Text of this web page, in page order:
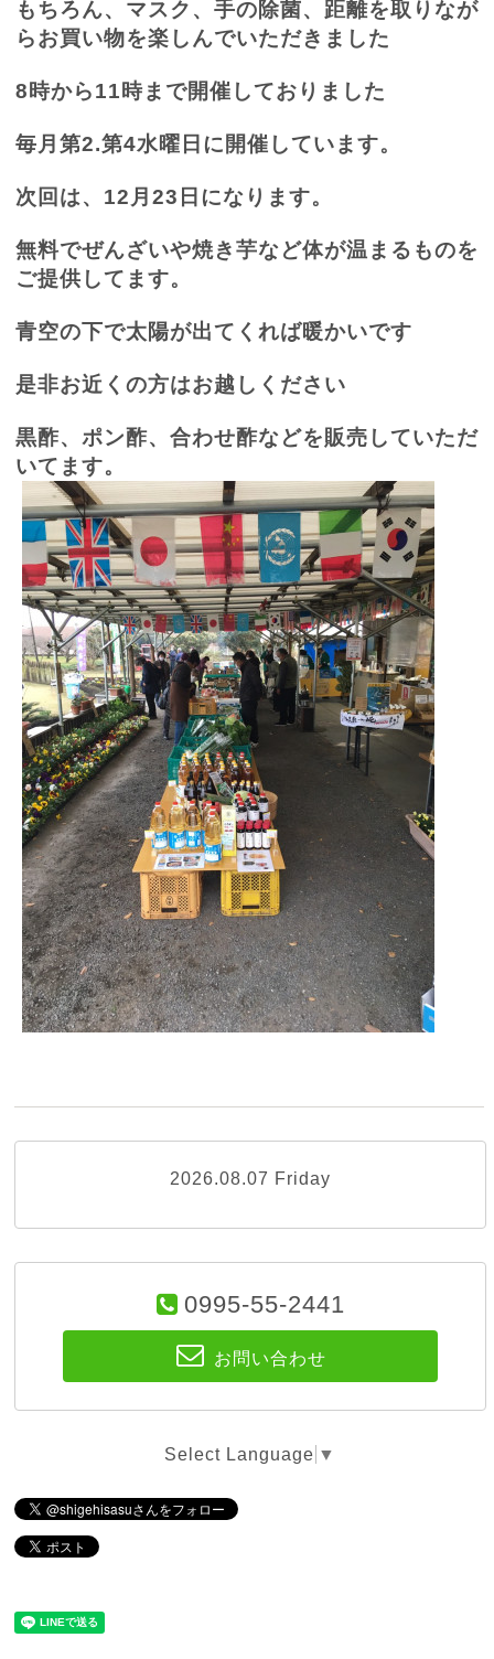
もちろん、マスク、手の除菌、距離を取りなが
らお買い物を楽しんでいただきました
8時から11時まで開催しておりました
毎月第2.第4水曜日に開催しています。
次回は、 12月23 日になります。
無料でぜんざいや焼き芋など体が温まるものを
ご提供してます。
青空の下で太陽が出てくれば暖かいです
是非お近くの方はお越しください
黒酢、ポン酢、合わせ酢などを販売していただ
いてます。
2026.08.07 Friday
0995-55-2441
お問い合わせ
Select Language ▼